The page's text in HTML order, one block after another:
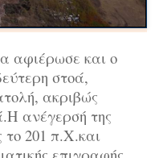
αφιέρωσε και ο
στοά,
ακριβώς
ανέγερσή της
το 201 π.Χ.και